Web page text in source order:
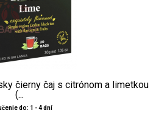
čierny čaj s citrónom a limetkou
(...
do: 1 - 4 dní